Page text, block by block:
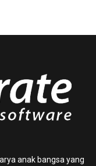
anak bangsa yang